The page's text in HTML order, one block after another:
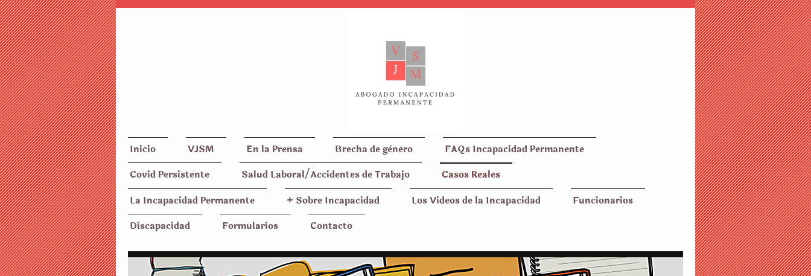
Inicio VJSM En la Prensa Brecha de gènero
FAQs Incapacidad Permanente
Covid Persistente
Salud Laboral/Accidentes de Trabajo
Casos Reales
La Incapacidad Permanente
+ Sobre Incapacidad Los Videos de la Incapacidad
Funcionarios
Discapacidad
Formularios Contacto